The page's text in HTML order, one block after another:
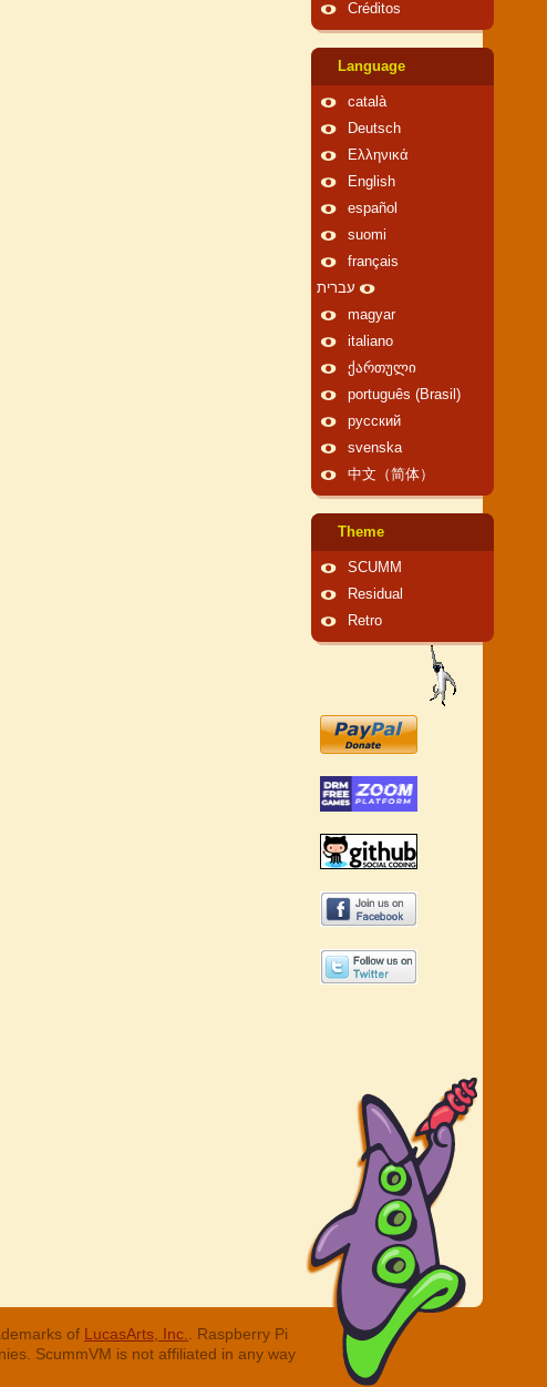
Créditos
Language
català
Deutsch
Ελληνικά
English
español
suomi
français
עברית
magyar
italiano
ქართული
português (Brasil)
русский
svenska
中文（简体）
Theme
SCUMM
Residual
Retro
of LucasArts, Inc.
. Raspberry Pi
ScummVM is not affiliated in any way